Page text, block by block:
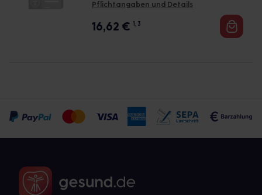
Pflichtangaben und Details
16,62 € 1, 3